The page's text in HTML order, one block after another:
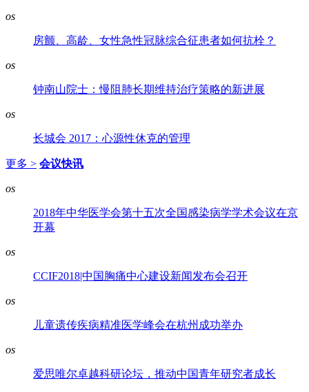
os
房颤、高龄、女性急性冠脉综合征患者如何抗栓？
os
钟南山院士：慢阻肺长期维持治疗策略的新进展
os
长城会 2017：心源性休克的管理
更多 > 会议快讯
os
2018年中华医学会第十五次全国感染病学学术会议在京
开幕
os
CCIF2018|中国胸痛中心建设新闻发布会召开
os
儿童遗传疾病精准医学峰会在杭州成功举办
os
爱思唯尔卓越科研论坛，推动中国青年研究者成长